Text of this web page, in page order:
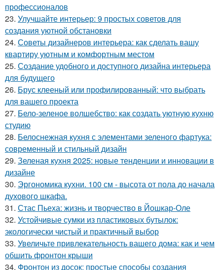
профессионалов
23. Улучшайте интерьер: 9 простых советов для
создания уютной обстановки
24. Советы дизайнеров интерьера: как сделать вашу
квартиру уютным и комфортным местом
25. Создание удобного и доступного дизайна интерьера
для будущего
26. Брус клееный или профилированный: что выбрать
для вашего проекта
27. Бело-зеленое волшебство: как создать уютную кухню
студию
28. Белоснежная кухня с элементами зеленого фартука:
современный и стильный дизайн
29. Зеленая кухня 2025: новые тенденции и инновации в
дизайне
30. Эргономика кухни. 100 см - высота от пола до начала
духового шкафа.
31. Стас Пьеха: жизнь и творчество в Йошкар-Оле
32. Устойчивые сумки из пластиковых бутылок:
экологически чистый и практичный выбор
33. Увеличьте привлекательность вашего дома: как и чем
обшить фронтон крыши
34. Фронтон из досок: простые способы создания